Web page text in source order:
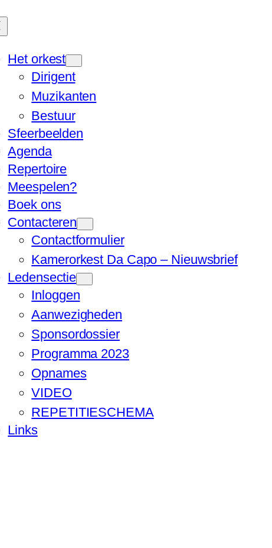
Het orkest
Dirigent
Muzikanten
Bestuur
Sfeerbeelden
Agenda
Repertoire
Meespelen?
Boek ons
Contacteren
Contactformulier
Kamerorkest Da Capo – Nieuwsbrief
Ledensectie
Inloggen
Aanwezigheden
Sponsordossier
Programma 2023
Opnames
VIDEO
REPETITIESCHEMA
Links